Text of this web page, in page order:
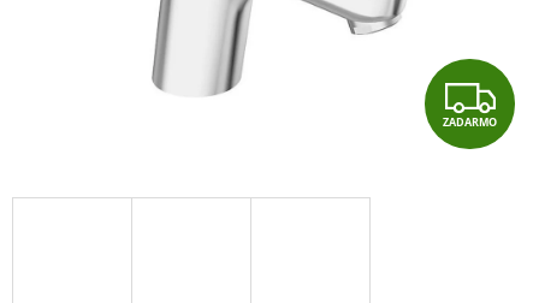
Z
A
ZADARMO